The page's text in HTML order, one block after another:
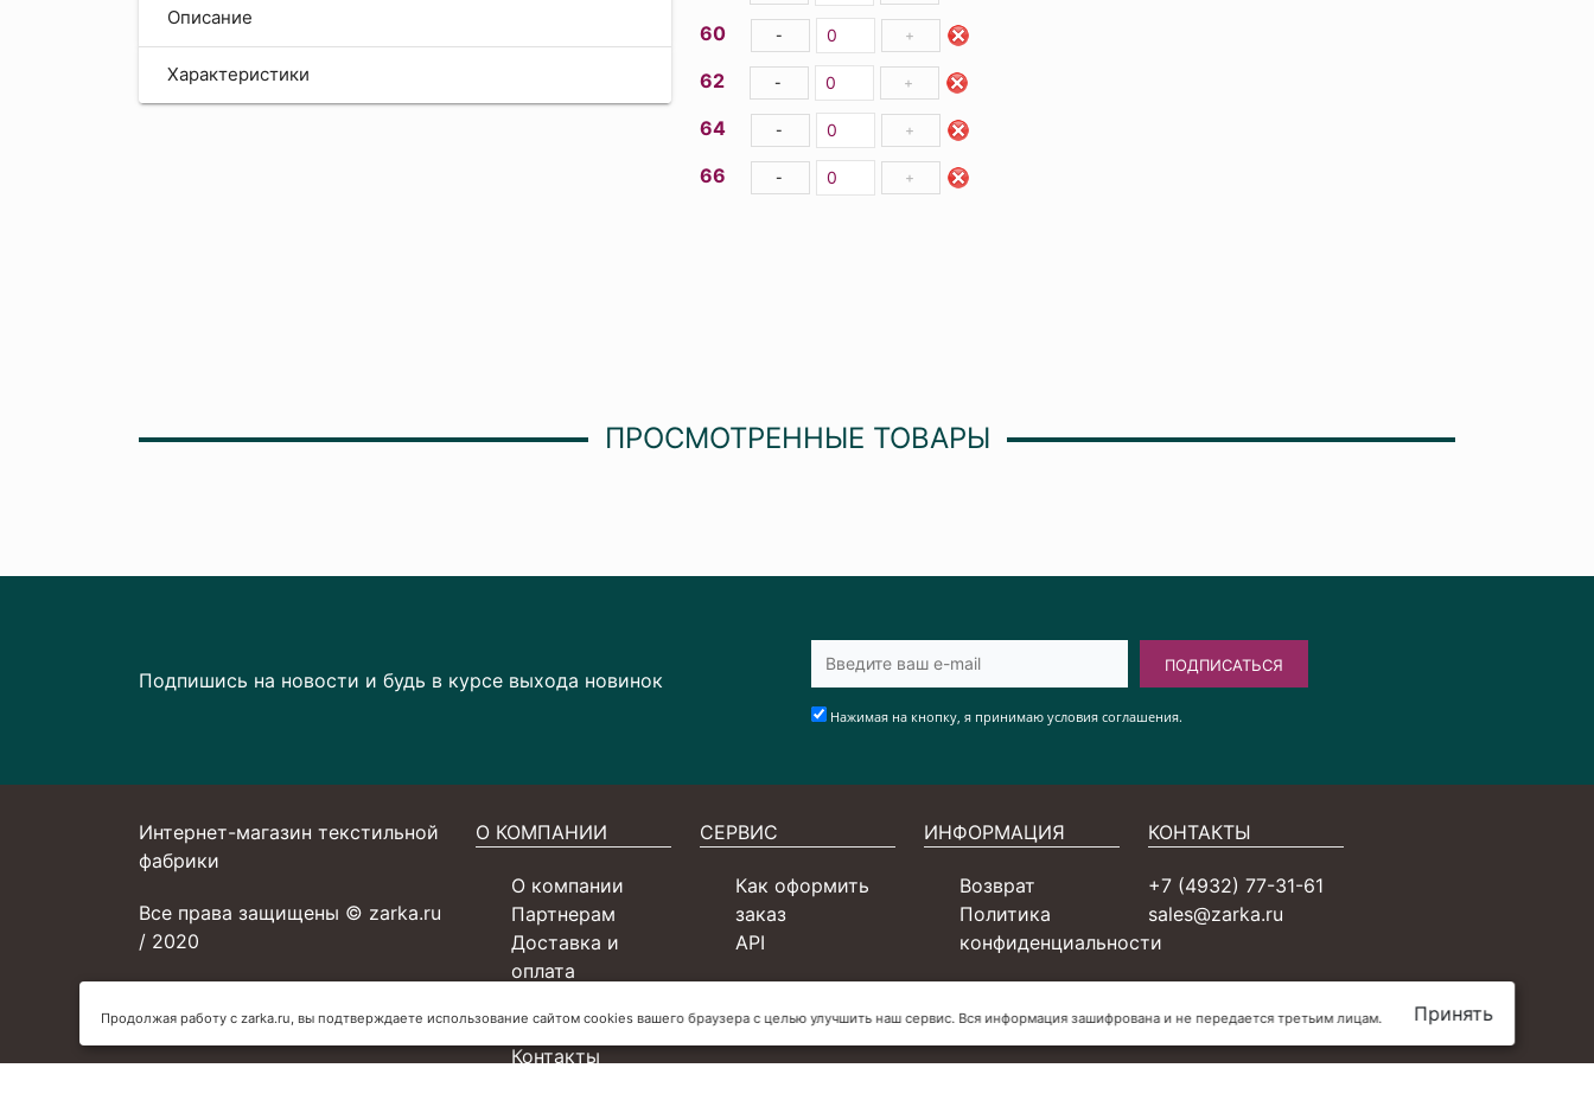
Описание
Характеристики
60 - +
62 - +
64 - +
66 - +
ПРОСМОТРЕННЫЕ ТОВАРЫ
Подпишись на новости и будь в курсе выхода новинок
ПОДПИСАТЬСЯ
Нажимая на кнопку, я принимаю условия соглашения.
Интернет-магазин текстильной
фабрики
Все права защищены © zarka.ru
/ 2020
О КОМПАНИИ
О компании
Партнерам
Доставка и
оплата
Условия для СП
Контакты
СЕРВИС
Как оформить
заказ
API
ИНФОРМАЦИЯ
Возврат
Политика
конфиденциальности
КОНТАКТЫ
+7 (4932) 77-31-61
sales@zarka.ru
Продолжая работу с zarka.ru, вы подтверждаете использование сайтом cookies вашего браузера с целью улучшить наш сервис. Вся информация зашифрована и не передается третьим лицам. Принять